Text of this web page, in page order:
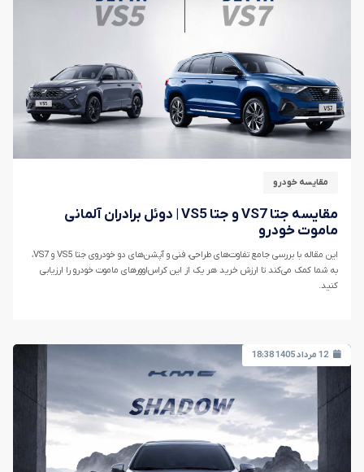
مقایسه خودرو
مقایسه جتا VS7 و جتا VS5 | دوئل برادران آلمانی
ماموت خودرو
این مقاله با بررسی جامع تفاوت‌های طراحی، فنی و آپشن‌های دو خودروی جتا VS5 و VS7،
به شما کمک می‌کند تا ارزش خرید هر یک از این کراس‌اوورهای ماموت خودرو را ارزیابی
کنید.